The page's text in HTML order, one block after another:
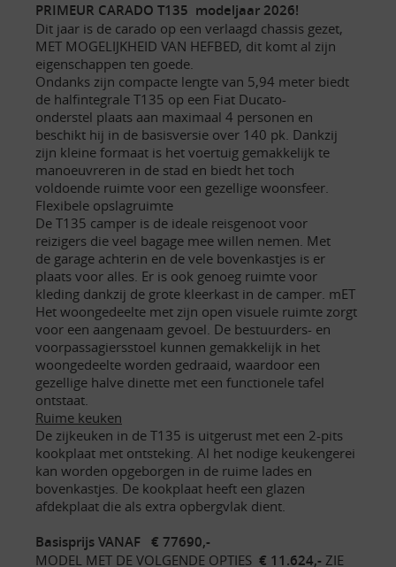
PRIMEUR CARADO T135 modeljaar 2026!
Dit jaar is de carado op een verlaagd chassis gezet,
MET MOGELIJKHEID VAN HEFBED, dit komt al zijn
eigenschappen ten goede.
Ondanks zijn compacte lengte van 5,94 meter biedt
de halfintegrale T135 op een Fiat Ducato-
onderstel plaats aan maximaal 4 personen en
beschikt hij in de basisversie over 140 pk. Dankzij
zijn kleine formaat is het voertuig gemakkelijk te
manoeuvreren in de stad en biedt het toch
voldoende ruimte voor een gezellige woonsfeer.
Flexibele opslagruimte
De T135 camper is de ideale reisgenoot voor
reizigers die veel bagage mee willen nemen. Met
de garage achterin en de vele bovenkastjes is er
plaats voor alles. Er is ook genoeg ruimte voor
kleding dankzij de grote kleerkast in de camper. mET
Het woongedeelte met zijn open visuele ruimte zorgt
voor een aangenaam gevoel. De bestuurders- en
voorpassagiersstoel kunnen gemakkelijk in het
woongedeelte worden gedraaid, waardoor een
gezellige halve dinette met een functionele tafel
ontstaat.
Ruime keuken
De zijkeuken in de T135 is uitgerust met een 2-pits
kookplaat met ontsteking. Al het nodige keukengerei
kan worden opgeborgen in de ruime lades en
bovenkastjes. De kookplaat heeft een glazen
afdekplaat die als extra opbergvlak dient.
Basisprijs VANAF € 77690,-
MODEL MET DE VOLGENDE OPTIES € 11.624,- ZIE